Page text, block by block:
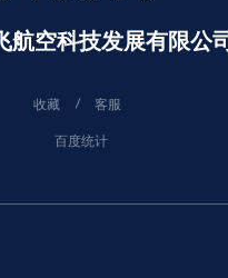
航空科技发展有限公
收藏
客服
百度统计